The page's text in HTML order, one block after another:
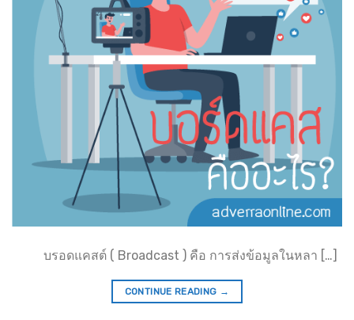
บรอดแคสต์ ( Broadcast ) คือ การส่งข้อมูลในหลา […]
CONTINUE READING →